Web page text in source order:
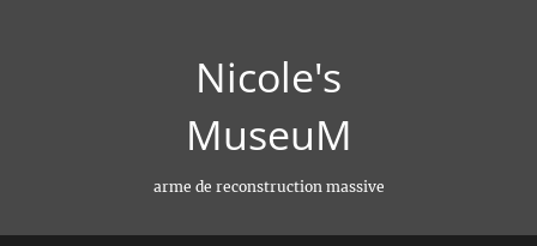
Nicole's
MuseuM
arme de reconstruction massive